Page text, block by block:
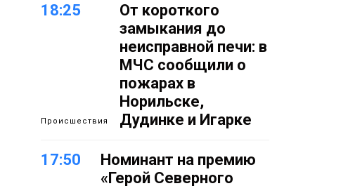
18:25
Происшествия
От короткого
замыкания до
неисправной печи: в
МЧС сообщили о
пожарах в
Норильске,
Дудинке и Игарке
17:50
Номинант на премию
«Герой Северного